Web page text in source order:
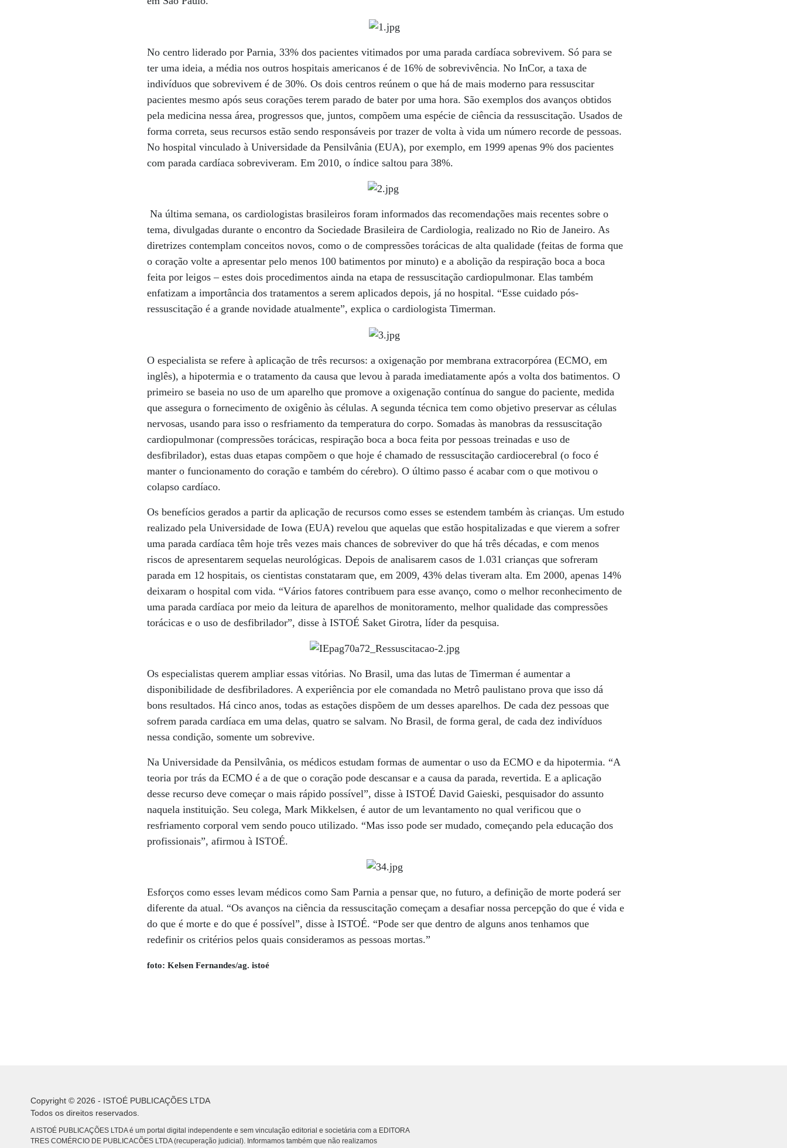
No centro liderado por Parnia, 33% dos pacientes vitimados por uma parada cardíaca sobrevivem. Só para se
ter uma ideia, a média nos outros hospitais americanos é de 16% de sobrevivência. No InCor, a taxa de
indivíduos que sobrevivem é de 30%. Os dois centros reúnem o que há de mais moderno para ressuscitar
pacientes mesmo após seus corações terem parado de bater por uma hora. São exemplos dos avanços obtidos
pela medicina nessa área, progressos que, juntos, compõem uma espécie de ciência da ressuscitação. Usados de
forma correta, seus recursos estão sendo responsáveis por trazer de volta à vida um número recorde de pessoas.
No hospital vinculado à Universidade da Pensilvânia (EUA), por exemplo, em 1999 apenas 9% dos pacientes
com parada cardíaca sobreviveram. Em 2010, o índice saltou para 38%.
Na última semana, os cardiologistas brasileiros foram informados das recomendações mais recentes sobre o
tema, divulgadas durante o encontro da Sociedade Brasileira de Cardiologia, realizado no Rio de Janeiro. As
diretrizes contemplam conceitos novos, como o de compressões torácicas de alta qualidade (feitas de forma que
o coração volte a apresentar pelo menos 100 batimentos por minuto) e a abolição da respiração boca a boca
feita por leigos – estes dois procedimentos ainda na etapa de ressuscitação cardiopulmonar. Elas também
enfatizam a importância dos tratamentos a serem aplicados depois, já no hospital. “Esse cuidado pós-
ressuscitação é a grande novidade atualmente”, explica o cardiologista Timerman.
O especialista se refere à aplicação de três recursos: a oxigenação por membrana extracorpórea (ECMO, em
inglês), a hipotermia e o tratamento da causa que levou à parada imediatamente após a volta dos batimentos. O
primeiro se baseia no uso de um aparelho que promove a oxigenação contínua do sangue do paciente, medida
que assegura o fornecimento de oxigênio às células. A segunda técnica tem como objetivo preservar as células
nervosas, usando para isso o resfriamento da temperatura do corpo. Somadas às manobras da ressuscitação
cardiopulmonar (compressões torácicas, respiração boca a boca feita por pessoas treinadas e uso de
desfibrilador), estas duas etapas compõem o que hoje é chamado de ressuscitação cardiocerebral (o foco é
manter o funcionamento do coração e também do cérebro). O último passo é acabar com o que motivou o
colapso cardíaco.
Os benefícios gerados a partir da aplicação de recursos como esses se estendem também às crianças. Um estudo
realizado pela Universidade de Iowa (EUA) revelou que aquelas que estão hospitalizadas e que vierem a sofrer
uma parada cardíaca têm hoje três vezes mais chances de sobreviver do que há três décadas, e com menos
riscos de apresentarem sequelas neurológicas. Depois de analisarem casos de 1.031 crianças que sofreram
parada em 12 hospitais, os cientistas constataram que, em 2009, 43% delas tiveram alta. Em 2000, apenas 14%
deixaram o hospital com vida. “Vários fatores contribuem para esse avanço, como o melhor reconhecimento de
uma parada cardíaca por meio da leitura de aparelhos de monitoramento, melhor qualidade das compressões
torácicas e o uso de desfibrilador”, disse à ISTOÉ Saket Girotra, líder da pesquisa.
Os especialistas querem ampliar essas vitórias. No Brasil, uma das lutas de Timerman é aumentar a
disponibilidade de desfibriladores. A experiência por ele comandada no Metrô paulistano prova que isso dá
bons resultados. Há cinco anos, todas as estações dispõem de um desses aparelhos. De cada dez pessoas que
sofrem parada cardíaca em uma delas, quatro se salvam. No Brasil, de forma geral, de cada dez indivíduos
nessa condição, somente um sobrevive.
Na Universidade da Pensilvânia, os médicos estudam formas de aumentar o uso da ECMO e da hipotermia. “A
teoria por trás da ECMO é a de que o coração pode descansar e a causa da parada, revertida. E a aplicação
desse recurso deve começar o mais rápido possível”, disse à ISTOÉ David Gaieski, pesquisador do assunto
naquela instituição. Seu colega, Mark Mikkelsen, é autor de um levantamento no qual verificou que o
resfriamento corporal vem sendo pouco utilizado. “Mas isso pode ser mudado, começando pela educação dos
profissionais”, afirmou à ISTOÉ.
Esforços como esses levam médicos como Sam Parnia a pensar que, no futuro, a definição de morte poderá ser
diferente da atual. “Os avanços na ciência da ressuscitação começam a desafiar nossa percepção do que é vida e
do que é morte e do que é possível”, disse à ISTOÉ. “Pode ser que dentro de alguns anos tenhamos que
redefinir os critérios pelos quais consideramos as pessoas mortas.”
foto: Kelsen Fernandes/ag. istoé
Copyright © 2026 - ISTOÉ PUBLICAÇÕES LTDA
Todos os direitos reservados.
A ISTOÉ PUBLICAÇÕES LTDA é um portal digital independente e sem vinculação editorial e societária com a EDITORA
TRES COMÉRCIO DE PUBLICACÕES LTDA (recuperação judicial). Informamos também que não realizamos